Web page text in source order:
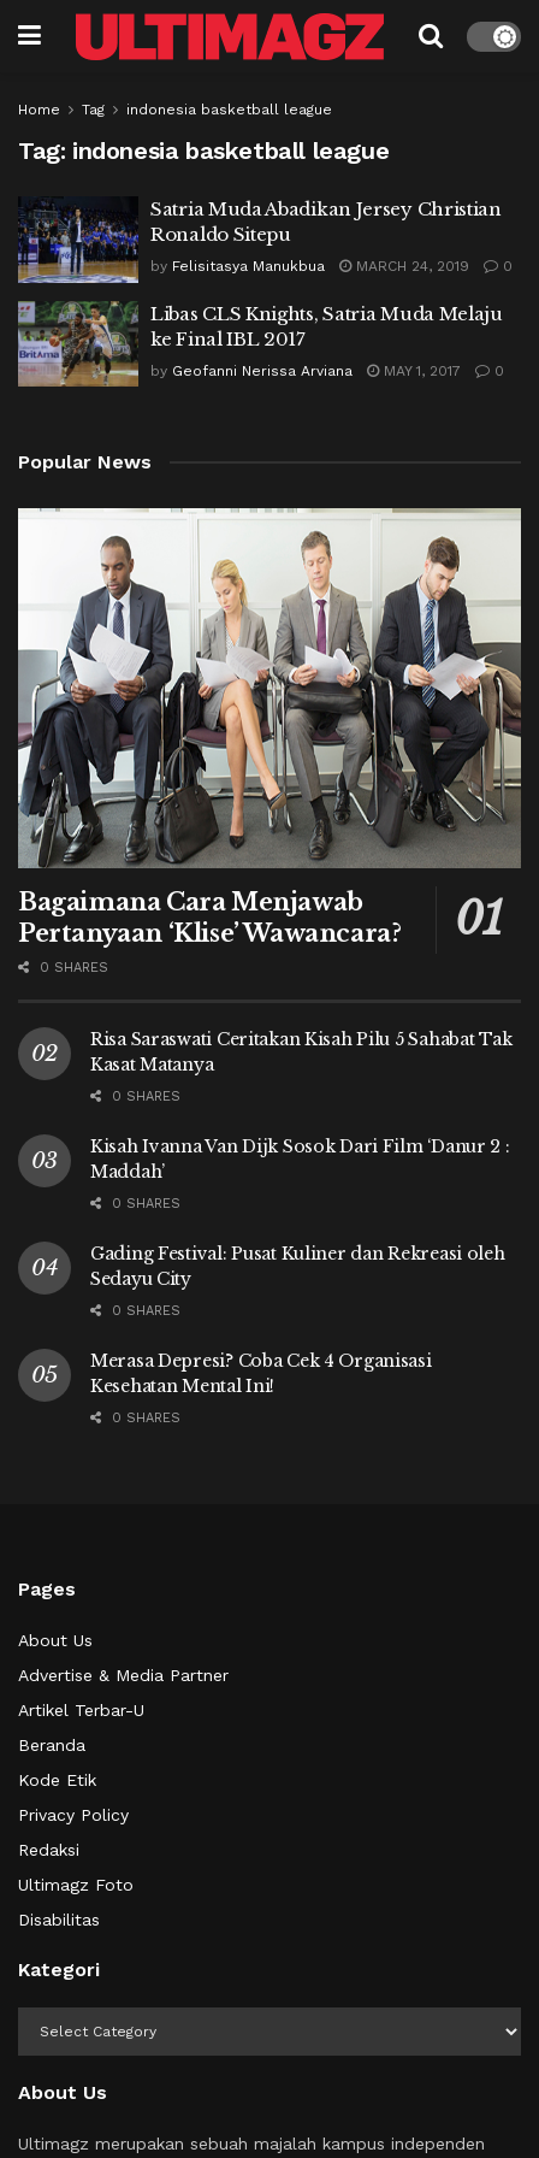
Home Tag indonesia basketball league
Tag: indonesia basketball league
Satria Muda Abadikan Jersey Christian
Ronaldo Sitepu
by Felisitasya Manukbua MARCH 24, 2019 0
Libas CLS Knights, Satria Muda Melaju
ke Final IBL 2017
by Geofanni Nerissa Arviana MAY 1, 2017 0
Popular News
Bagaimana Cara Menjawab
Pertanyaan ‘Klise’ Wawancara?
0 SHARES
Risa Saraswati Ceritakan Kisah Pilu 5 Sahabat Tak
Kasat Matanya
0 SHARES
Kisah Ivanna Van Dijk Sosok Dari Film ‘Danur 2 :
Maddah’
0 SHARES
Gading Festival: Pusat Kuliner dan Rekreasi oleh
Sedayu City
0 SHARES
Merasa Depresi? Coba Cek 4 Organisasi
Kesehatan Mental Ini!
0 SHARES
Pages
About Us
Advertise & Media Partner
Artikel Terbar-U
Beranda
Kode Etik
Privacy Policy
Redaksi
Ultimagz Foto
Disabilitas
Kategori
About Us
Ultimagz merupakan sebuah majalah kampus independen